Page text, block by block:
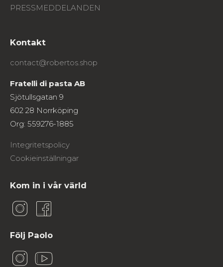
PRESSMEDDELANDEN
Kontakt
contact@robertos.shop
Fratelli di pasta AB
Sjötullsgatan 9
602 28 Norrköping
Org: 559276-1885
Integritetspolicy
Cookieinställningar
Kom in i vår värld
Följ Paolo